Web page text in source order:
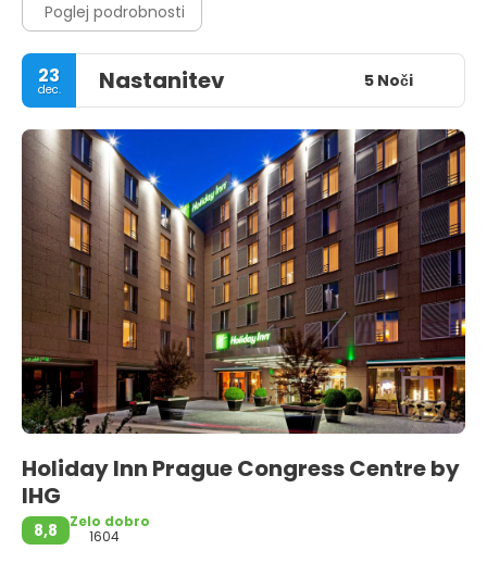
Poglej podrobnosti
23
dec. Nastanitev 5 Noči
Holiday Inn Prague Congress Centre by
IHG
8,8
Zelo dobro
1604